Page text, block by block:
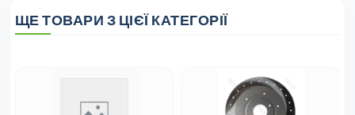
ЩЕ ТОВАРИ З ЦІЄЇ КАТЕГОРІЇ